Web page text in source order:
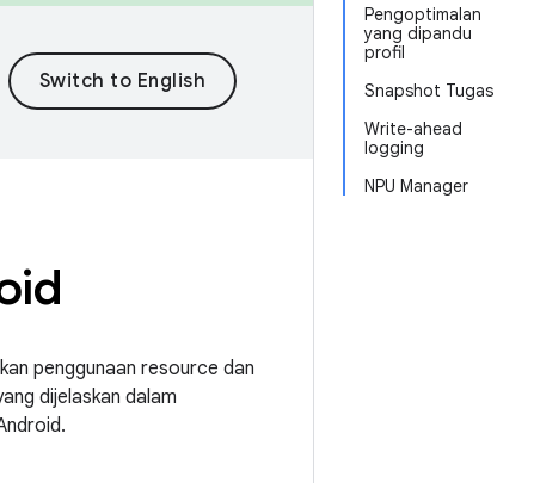
Pengoptimalan
yang dipandu
profil
Snapshot Tugas
Write-ahead
logging
NPU Manager
penggunaan resource dan
dijelaskan dalam